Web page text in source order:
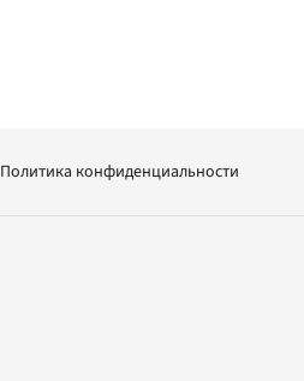
Политика конфиденциальности